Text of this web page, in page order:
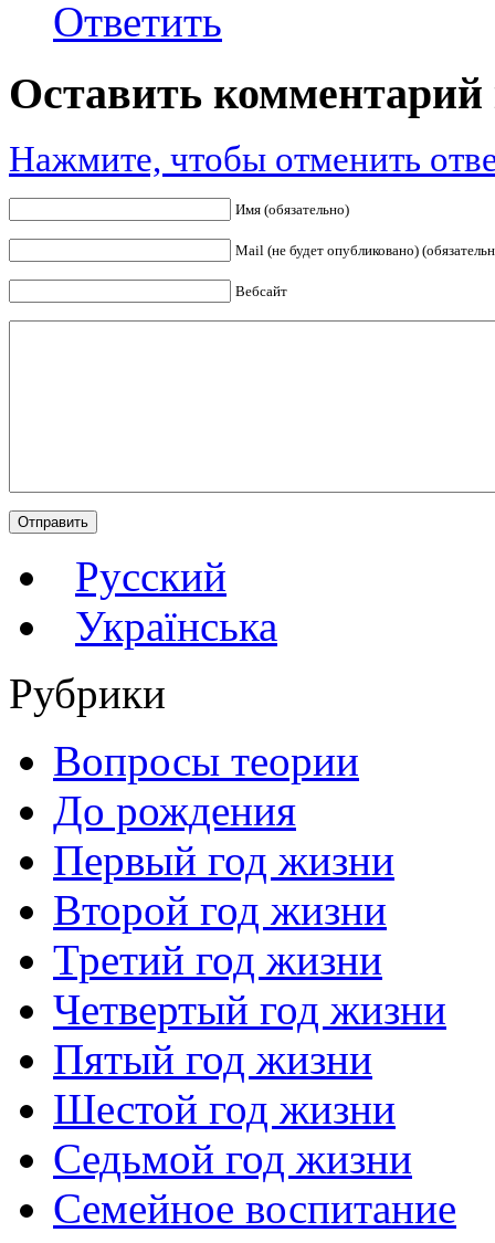
Ответить
Оставить
Нажмите, чтобы отменить
Имя (обязательно)
Mail (не будет опубликовано)
Вебсайт
Русский
Українська
Рубрики
Вопросы теории
До рождения
Первый год жизни
Второй год жизни
Третий год жизни
Четвертый год жизни
Пятый год жизни
Шестой год жизни
Седьмой год жизни
Семейное воспитание